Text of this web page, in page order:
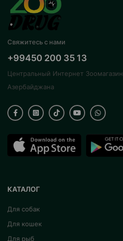
Свяжитесь с нами
+99450 200 35 13
Центральный Интернет Зоомагазин
Азербайджана
КАТАЛОГ
Для собак
Для кошек
Для рыб